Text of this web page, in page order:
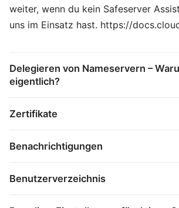
weiter, wenn du kein Safeserver
uns im Einsatz hast. https://
Delegieren von Nameservern –
eigentlich?
Zertifikate
Benachrichtigungen
Benutzerverzeichnis